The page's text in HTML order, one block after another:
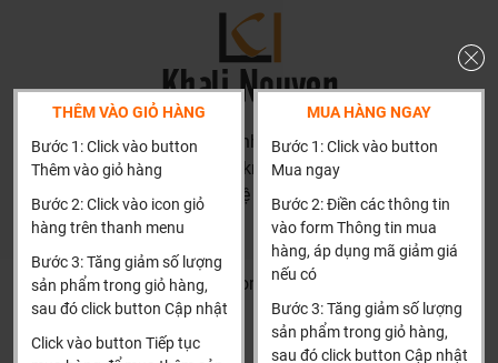
Màu sắc: Trắng, kem, đen, cốm
THÊM VÀO GIỎ HÀNG
Bước 1: Click vào button
Thêm vào giỏ hàng
Bước 2: Click vào icon giỏ
hàng trên thanh menu
Bước 3: Tăng giảm số lượng
sản phẩm trong giỏ hàng,
sau đó click button Cập nhật
Click vào button Tiếp tục
MUA HÀNG NGAY
Bước 1: Click vào button
Mua ngay
Bước 2: Điền các thông tin
vào form Thông tin mua
hàng, áp dụng mã giảm giá
nếu có
Bước 3: Tăng giảm số lượng
sản phẩm trong giỏ hàng,
sau đó click button Cập nhật
HN: số 160 đường Văn Minh, Di Trạch, Hoài Đức, Hà Nội
(Cách đại học công nghiệp 1 km)
HCM và các tỉnh khác: Liên hệ hotline để được hướng dẫn
đặt hàng
Khalinguyen.vn@gmail.com
0904501766